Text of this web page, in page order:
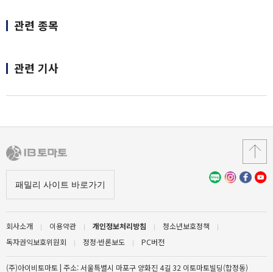
관련 종목
관련 기사
회사소개 이용약관 개인정보처리방침
청소년보호정책
독자권익보호위원회
정정·반론보도 PC버전
(주)아이비토마토 | 주소: 서울특별시 마포구 양화진 4길 32 이토마토빌딩(합정동)